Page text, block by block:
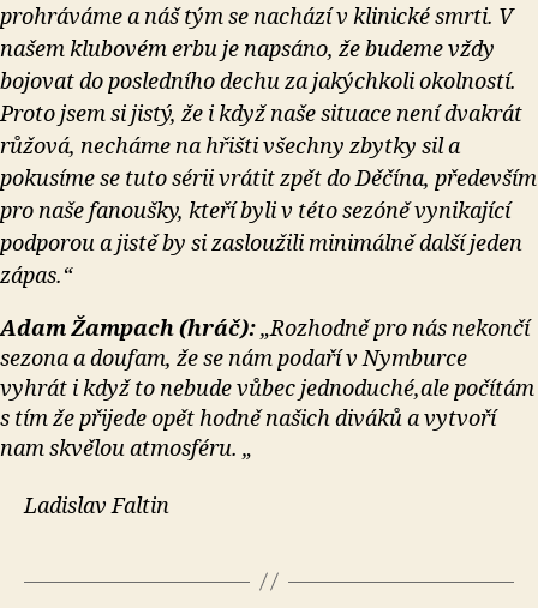
prohráváme a náš tým se nachází v klinické smrti. V
našem klubovém erbu je napsáno, že budeme vždy
bojovat do posledního dechu za jakýchkoli okolností.
Proto jsem si jistý, že i když naše situace není dvakrát
růžová, necháme na hřišti všechny zbytky sil a
pokusíme se tuto sérii vrátit zpět do Děčína, především
pro naše fanoušky, kteří byli v této sezóně vynikající
podporou a jistě by si zasloužili minimálně další jeden
zápas.“
Adam Žampach (hráč):„Rozhodně pro nás nekončí
sezona a doufam, že se nám podaří v Nymburce
vyhrát i když to nebude vůbec jednoduché,ale počítám
s tím že přijede opět hodně našich diváků a vytvoří
nam skvělou atmosféru. „
Ladislav Faltin